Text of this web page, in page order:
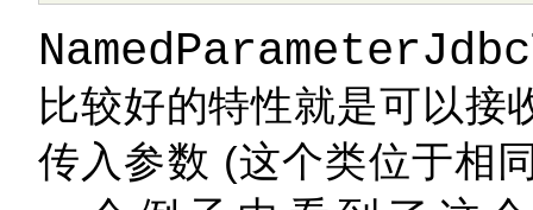
比较好的特性就是可以接
传入参数 (这个类位于相